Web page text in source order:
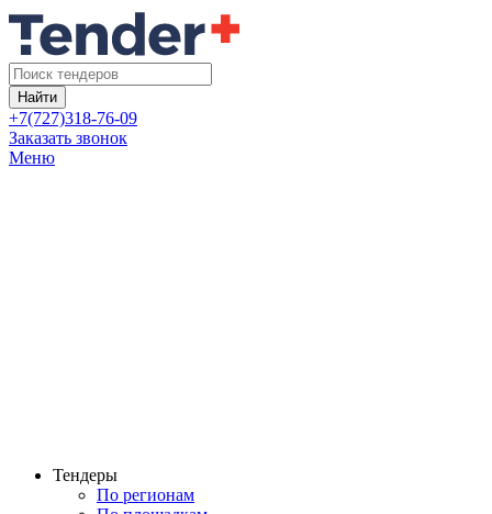
Найти
+7(727)318-76-09
Заказать звонок
Меню
Тендеры
По регионам